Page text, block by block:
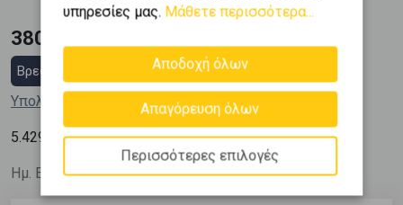
380.000 €
Βρες στεγαστικό δάνειο
Υπολόγισε τη δόση μου
5.429 € / m2
Ημ. Ενημέρωσης: 22/06/26
υπηρεσίες μας. Μάθετε περισσότερα...
Αποδοχή όλων
Απαγόρευση όλων
Περισσότερες επιλογές